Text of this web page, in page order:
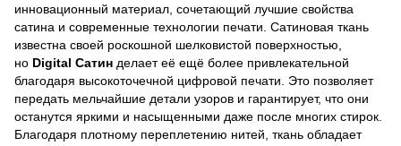
инновационный материал, сочетающий лучшие свойства
сатина и современные технологии печати. Сатиновая ткань
известна своей роскошной шелковистой поверхностью,
но Digital Сатин делает её ещё более привлекательной
благодаря высокоточечной цифровой печати. Это позволяет
передать мельчайшие детали узоров и гарантирует, что они
останутся яркими и насыщенными даже после многих стирок.
Благодаря плотному переплетению нитей, ткань обладает